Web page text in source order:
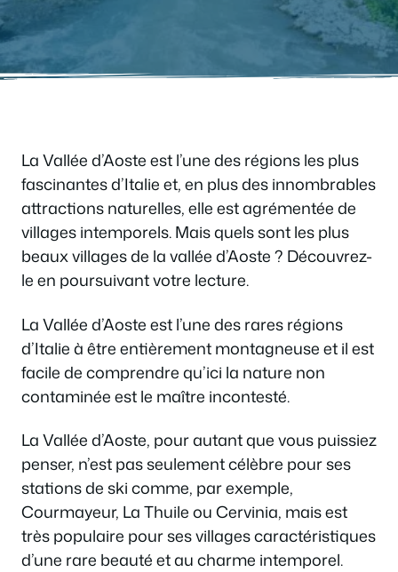
La Vallée d’Aoste est l’une des régions les plus
fascinantes d’Italie et, en plus des innombrables
attractions naturelles, elle est agrémentée de
villages intemporels. Mais quels sont les plus
beaux villages de la vallée d’Aoste ? Découvrez-
le en poursuivant votre lecture.
La Vallée d’Aoste est l’une des rares régions
d’Italie à être entièrement montagneuse et il est
facile de comprendre qu’ici la nature non
contaminée est le maître incontesté.
La Vallée d’Aoste, pour autant que vous puissiez
penser, n’est pas seulement célèbre pour ses
stations de ski comme, par exemple,
Courmayeur, La Thuile ou Cervinia, mais est
très populaire pour ses villages caractéristiques
d’une rare beauté et au charme intemporel.